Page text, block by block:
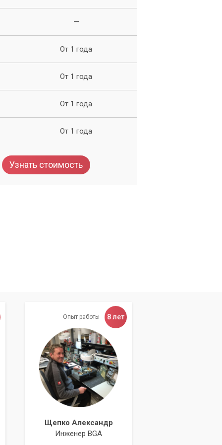
—
От 1 года
От 1 года
От 1 года
От 1 года
Узнать стоимость
Опыт работы 8 лет
Щепко Александр
Инженер BGA